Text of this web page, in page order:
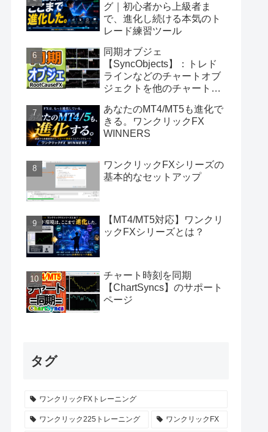
グ｜初心者から上級者ま
で、進化し続ける本気のト
レード練習ツール
同期オブジェ
【SyncObjects】：トレド
ラインなどのチャートオブ
ジェクトを他のチャートに
あなたのMT4/MT5も進化で
きる。ワンクリックFX
WINNERS
ワンクリックFXシリーズの
基本的なセットアップ
【MT4/MT5対応】ワンクリ
ックFXシリーズとは？
チャート時刻を同期
【ChartSyncs】のサポート
ページ
タグ
ワンクリックFXトレーニング
ワンクリック225トレーニング ワンクリックFX